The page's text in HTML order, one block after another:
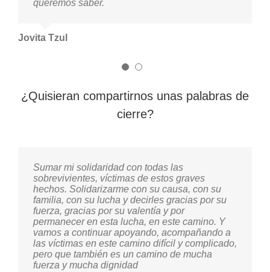
queremos saber.
Jovita Tzul
¿Quisieran compartirnos unas palabras de
cierre?
Sumar mi solidaridad con todas las
sobrevivientes, víctimas de estos graves
hechos. Solidarizarme con su causa, con su
familia, con su lucha y decirles gracias por su
fuerza, gracias por su valentía y por
permanecer en esta lucha, en este camino. Y
vamos a continuar apoyando, acompañando a
las víctimas en este camino difícil y complicado,
pero que también es un camino de mucha
fuerza y mucha dignidad
Agradecer a todas las personas que nos
acompañan porque eso nos fortalece. También
agradecer a las familias que están
directamente involucradas en los casos,
haciéndole frente a un sistema tan perverso.
Lo último que quisiera decir, es que en los
pueblos indígenas las mujeres siempre plantan
flores de todos los colores, pase lo que pase,
las mujeres siempre están sembrando y